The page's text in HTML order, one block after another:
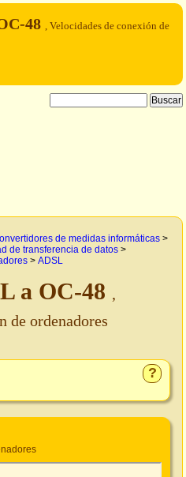
48 , Velocidades de conexión de
de medidas informáticas >
de transferencia de datos >
> ADSL
a OC-48 ,
de ordenadores
?